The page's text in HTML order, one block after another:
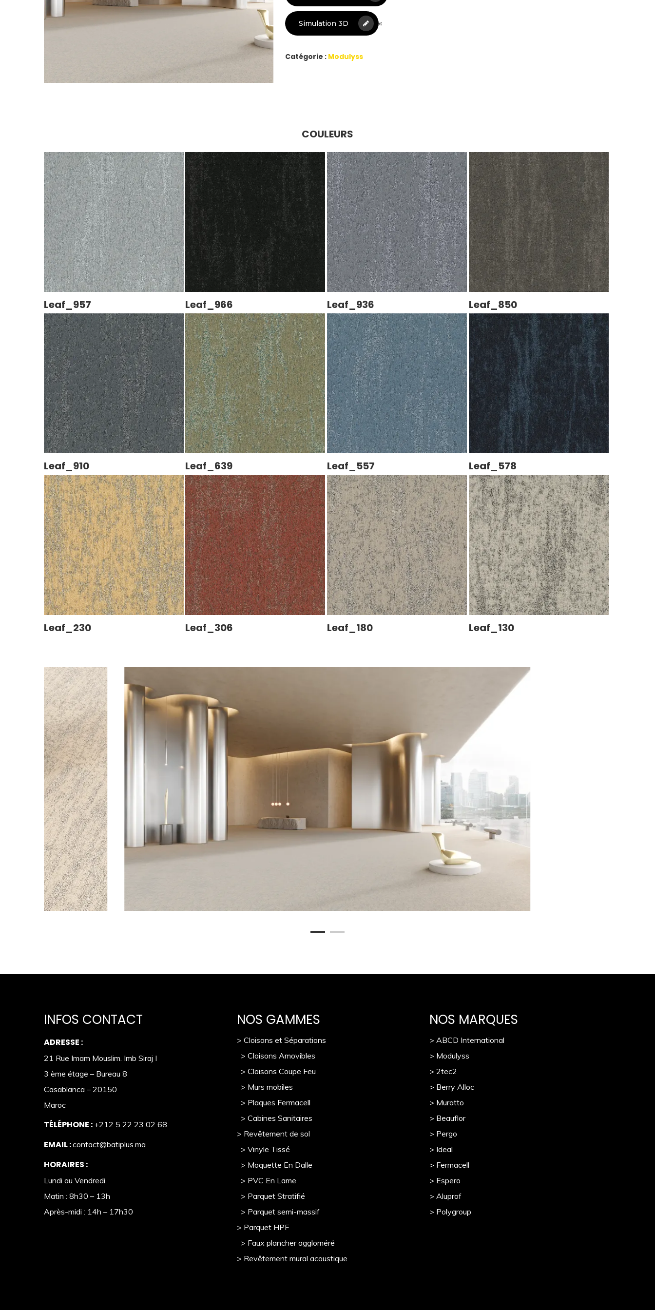
Hit enter to search or ESC to close
Simulation 3D «
Catégorie : Modulyss
COULEURS
Leaf_957 Leaf_966 Leaf_936 Leaf_850
Leaf_910 Leaf_639 Leaf_557 Leaf_578
Leaf_230 Leaf_306 Leaf_180 Leaf_130
INFOS CONTACT
ADRESSE :
21 Rue Imam Mouslim. Imb Siraj I
3 ème étage – Bureau 8
Casablanca – 20150
Maroc
TÉLÉPHONE : +212 5 22 23 02 68
EMAIL :contact@batiplus.ma
HORAIRES :
Lundi au Vendredi
Matin : 8h30 – 13h
Après-midi : 14h – 17h30
NOS GAMMES
> Cloisons et Séparations
> Cloisons Amovibles
> Cloisons Coupe Feu
> Murs mobiles
> Plaques Fermacell
> Cabines Sanitaires
> Revêtement de sol
> Vinyle Tissé
> Moquette En Dalle
> PVC En Lame
> Parquet Stratifié
> Parquet semi-massif
> Parquet HPF
> Faux plancher aggloméré
> Revêtement mural acoustique
NOS MARQUES
> ABCD International
> Modulyss
> 2tec2
> Berry Alloc
> Muratto
> Beauflor
> Pergo
> Ideal
> Fermacell
> Espero
> Aluprof
> Polygroup